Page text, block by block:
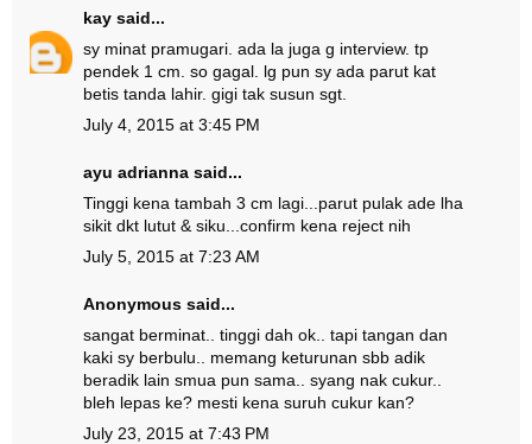
kay said...
sy minat pramugari. ada la juga g interview. tp
pendek 1 cm. so gagal. lg pun sy ada parut kat
betis tanda lahir. gigi tak susun sgt.
July 4, 2015 at 3:45 PM
ayu adrianna said...
Tinggi kena tambah 3 cm lagi...parut pulak ade lha
sikit dkt lutut & siku...confirm kena reject nih
July 5, 2015 at 7:23 AM
Anonymous said...
sangat berminat.. tinggi dah ok.. tapi tangan dan
kaki sy berbulu.. memang keturunan sbb adik
beradik lain smua pun sama.. syang nak cukur..
bleh lepas ke? mesti kena suruh cukur kan?
July 23, 2015 at 7:43 PM